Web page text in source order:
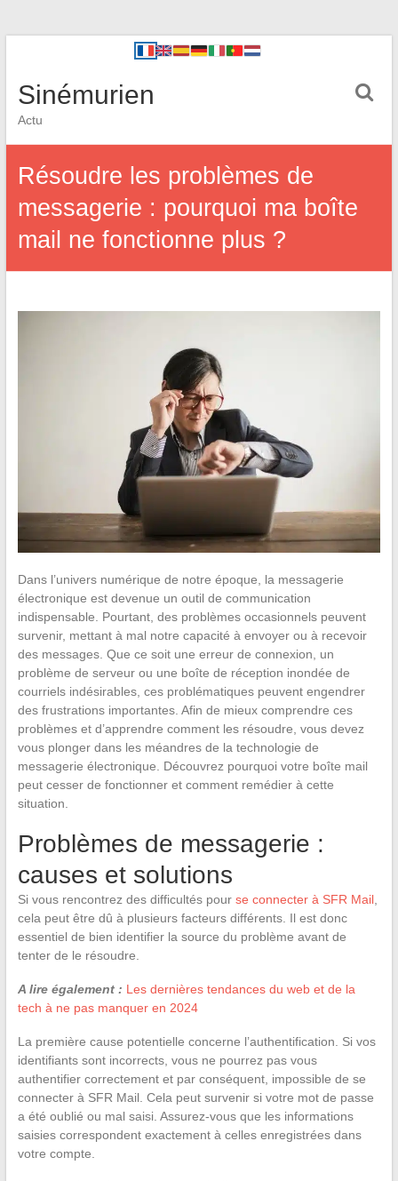
Sinémurien
Actu
Résoudre les problèmes de
messagerie : pourquoi ma boîte
mail ne fonctionne plus ?
Dans l’univers numérique de notre époque, la messagerie
électronique est devenue un outil de communication
indispensable. Pourtant, des problèmes occasionnels peuvent
survenir, mettant à mal notre capacité à envoyer ou à recevoir
des messages. Que ce soit une erreur de connexion, un
problème de serveur ou une boîte de réception inondée de
courriels indésirables, ces problématiques peuvent engendrer
des frustrations importantes. Afin de mieux comprendre ces
problèmes et d’apprendre comment les résoudre, vous devez
vous plonger dans les méandres de la technologie de
messagerie électronique. Découvrez pourquoi votre boîte mail
peut cesser de fonctionner et comment remédier à cette
situation.
Problèmes de messagerie :
causes et solutions
Si vous rencontrez des difficultés pour se connecter à SFR Mail,
cela peut être dû à plusieurs facteurs différents. Il est donc
essentiel de bien identifier la source du problème avant de
tenter de le résoudre.
A lire également : Les dernières tendances du web et de la
tech à ne pas manquer en 2024
La première cause potentielle concerne l’authentification. Si vos
identifiants sont incorrects, vous ne pourrez pas vous
authentifier correctement et par conséquent, impossible de se
connecter à SFR Mail. Cela peut survenir si votre mot de passe
a été oublié ou mal saisi. Assurez-vous que les informations
saisies correspondent exactement à celles enregistrées dans
votre compte.